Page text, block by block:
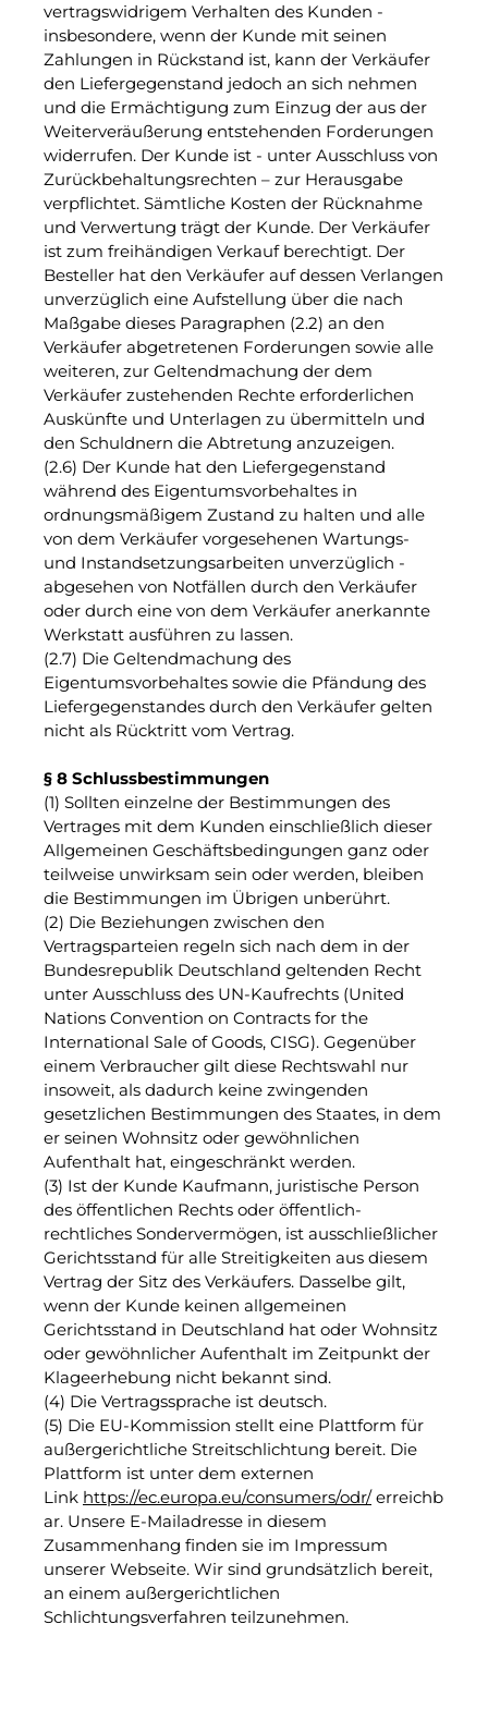
vertragswidrigem Verhalten des Kunden -
insbesondere, wenn der Kunde mit seinen
Zahlungen in Rückstand ist, kann der Verkäufer
den Liefergegenstand jedoch an sich nehmen
und die Ermächtigung zum Einzug der aus der
Weiterveräußerung entstehenden Forderungen
widerrufen. Der Kunde ist - unter Ausschluss von
Zurückbehaltungsrechten – zur Herausgabe
verpflichtet. Sämtliche Kosten der Rücknahme
und Verwertung trägt der Kunde. Der Verkäufer
ist zum freihändigen Verkauf berechtigt. Der
Besteller hat den Verkäufer auf dessen Verlangen
unverzüglich eine Aufstellung über die nach
Maßgabe dieses Paragraphen (2.2) an den
Verkäufer abgetretenen Forderungen sowie alle
weiteren, zur Geltendmachung der dem
Verkäufer zustehenden Rechte erforderlichen
Auskünfte und Unterlagen zu übermitteln und
den Schuldnern die Abtretung anzuzeigen.
(2.6) Der Kunde hat den Liefergegenstand
während des Eigentumsvorbehaltes in
ordnungsmäßigem Zustand zu halten und alle
von dem Verkäufer vorgesehenen Wartungs-
und Instandsetzungsarbeiten unverzüglich -
abgesehen von Notfällen durch den Verkäufer
oder durch eine von dem Verkäufer anerkannte
Werkstatt ausführen zu lassen.
(2.7) Die Geltendmachung des
Eigentumsvorbehaltes sowie die Pfändung des
Liefergegenstandes durch den Verkäufer gelten
nicht als Rücktritt vom Vertrag.
§ 8 Schlussbestimmungen
(1) Sollten einzelne der Bestimmungen des
Vertrages mit dem Kunden einschließlich dieser
Allgemeinen Geschäftsbedingungen ganz oder
teilweise unwirksam sein oder werden, bleiben
die Bestimmungen im Übrigen unberührt.
(2) Die Beziehungen zwischen den
Vertragsparteien regeln sich nach dem in der
Bundesrepublik Deutschland geltenden Recht
unter Ausschluss des UN-Kaufrechts (United
Nations Convention on Contracts for the
International Sale of Goods, CISG). Gegenüber
einem Verbraucher gilt diese Rechtswahl nur
insoweit, als dadurch keine zwingenden
gesetzlichen Bestimmungen des Staates, in dem
er seinen Wohnsitz oder gewöhnlichen
Aufenthalt hat, eingeschränkt werden.
(3) Ist der Kunde Kaufmann, juristische Person
des öffentlichen Rechts oder öffentlich-
rechtliches Sondervermögen, ist ausschließlicher
Gerichtsstand für alle Streitigkeiten aus diesem
Vertrag der Sitz des Verkäufers. Dasselbe gilt,
wenn der Kunde keinen allgemeinen
Gerichtsstand in Deutschland hat oder Wohnsitz
oder gewöhnlicher Aufenthalt im Zeitpunkt der
Klageerhebung nicht bekannt sind.
(4) Die Vertragssprache ist deutsch.
(5) Die EU-Kommission stellt eine Plattform für
außergerichtliche Streitschlichtung bereit. Die
Plattform ist unter dem externen
Link https://ec.europa.eu/consumers/odr/erreichb
ar. Unsere E-Mailadresse in diesem
Zusammenhang finden sie im Impressum
unserer Webseite. Wir sind grundsätzlich bereit,
an einem außergerichtlichen
Schlichtungsverfahren teilzunehmen.